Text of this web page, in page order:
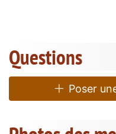
Questions
Poser